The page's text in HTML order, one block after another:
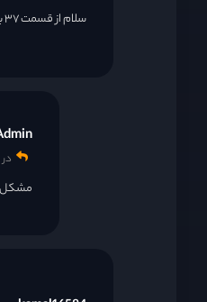
سلام از قسمت ۳۷ به بعد کیفیت ۷۲۰ نمیشه دانلود کرد میشه راهنمایی کنید
مشکل